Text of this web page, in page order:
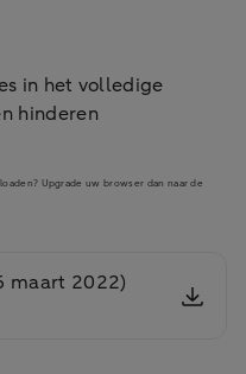
in het volledige
hinderen
Upgrade uw browser dan naar de
maart 2022)